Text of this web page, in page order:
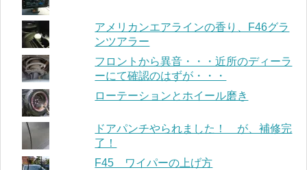
アメリカンエアラインの香り、F46グラ
ンツアラー
フロントから異音・・・近所のディーラ
ーにて確認のはずが・・・
ローテーションとホイール磨き
ドアパンチやられました！ が、補修完
了！
F45 ワイパーの上げ方